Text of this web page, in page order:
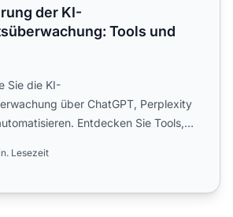
der KI-
Tools und
Sie die KI-
über ChatGPT, Perplexity
Entdecken Sie Tools,
Lesezeit